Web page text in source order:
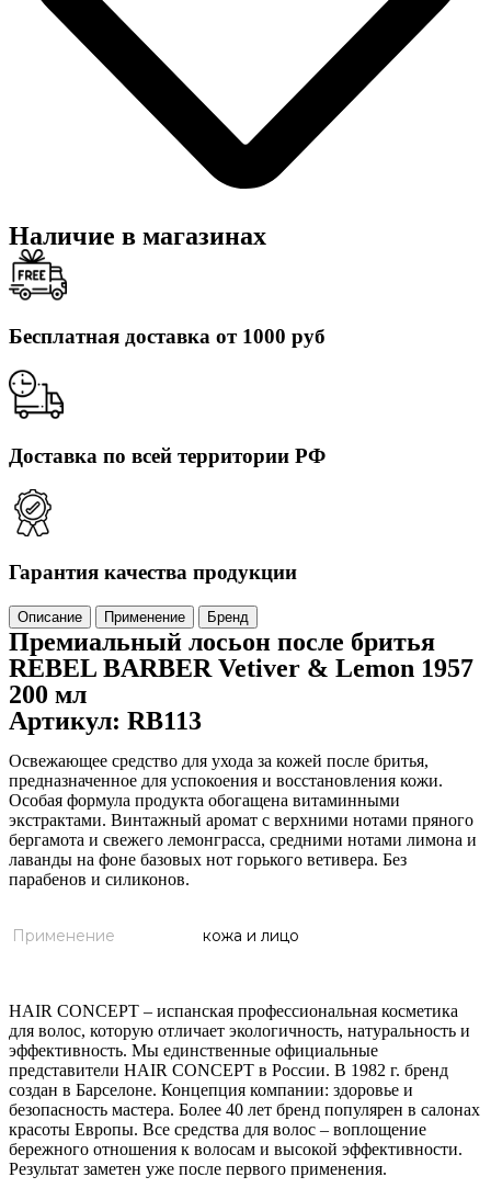
Наличие в магазинах
Бесплатная доставка от 1000 руб
Доставка по всей территории РФ
Гарантия качества продукции
Описание Применение Бренд
Премиальный лосьон после бритья
REBEL BARBER Vetiver & Lemon 1957
200 мл
Артикул: RB113
Освежающее средство для ухода за кожей после бритья,
предназначенное для успокоения и восстановления кожи.
Особая формула продукта обогащена витаминными
экстрактами. Винтажный аромат с верхними нотами пряного
бергамота и свежего лемонграсса, средними нотами лимона и
лаванды на фоне базовых нот горького ветивера. Без
парабенов и силиконов.
Применение кожа и лицо
HAIR CONCEPT – испанская профессиональная косметика
для волос, которую отличает экологичность, натуральность и
эффективность. Мы единственные официальные
представители HAIR CONCEPT в России. В 1982 г. бренд
создан в Барселоне. Концепция компании: здоровье и
безопасность мастера. Более 40 лет бренд популярен в салонах
красоты Европы. Все средства для волос – воплощение
бережного отношения к волосам и высокой эффективности.
Результат заметен уже после первого применения.